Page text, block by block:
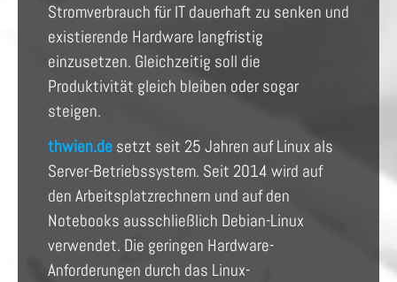
Stromverbrauch für IT dauerhaft zu senken und
existierende Hardware langfristig
einzusetzen. Gleichzeitig soll die
Produktivität gleich bleiben oder sogar
steigen.
thwien.desetzt seit 25 Jahren auf Linux als
Server-Betriebssystem. Seit 2014 wird auf
den Arbeitsplatzrechnern und auf den
Notebooks ausschließlich Debian-Linux
verwendet. Die geringen Hardware-
Anforderungen durch das Linux-